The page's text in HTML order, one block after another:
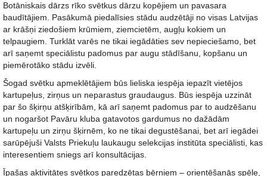
Botāniskais dārzs rīko svētkus dārzu kopējiem un pavasara
baudītājiem. Pasākumā piedalīsies stādu audzētāji no visas Latvijas
ar krāšņi ziedošiem krūmiem, ziemcietēm, augļu kokiem un
telpaugiem. Turklāt varēs ne tikai iegādāties sev nepieciešamo, bet
arī saņemt speciālistu padomus par augu stādīšanu, kopšanu un
piemērotāko stādu izvēli.
Šogad svētku apmeklētājiem būs lieliska iespēja iepazīt vietējos
kartupeļus, zirņus un neparastus graudaugus. Būs iespēja uzzināt
par šo šķirņu atšķirībām, kā arī saņemt padomus par to audzēšanu
un nogaršot Pavāru kluba gatavotos gardumus no dažādām
kartupeļu un zirņu šķirnēm, ko ne tikai degustēšanai, bet arī iegādei
sarūpējuši Valsts Priekuļu laukaugu selekcijas institūta speciālisti, kas
interesentiem sniegs arī konsultācijas.
Īpašas aktivitātes svētkos paredzētas bērniem – orientēšanās spēle,